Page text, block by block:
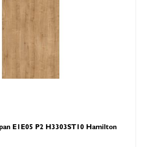
E1E05 P2 H3303ST10 Hamilton